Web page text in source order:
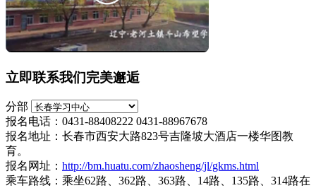
立即联系我们完美邂逅
分部
报名电话：0431-88408222 0431-88967678
报名地址：长春市西安大路823号吉隆坡大酒店一楼华图教
育。
报名网址： http://bm.huatu.com/zhaosheng/jl/gkms.html
乘车路线：乘坐62路、362路、363路、14路、135路、314路在